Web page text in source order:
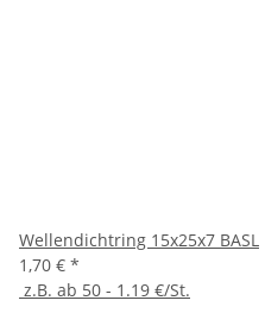
Wellendichtring 15x25x7 BASL
1,70 € *
z.B. ab 50 - 1.19 €/St.